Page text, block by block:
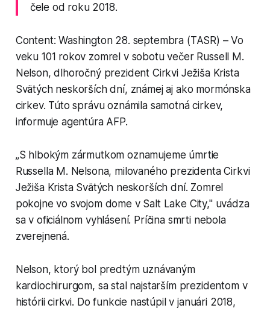
čele od roku 2018.
Content: Washington 28. septembra (TASR) – Vo
veku 101 rokov zomrel v sobotu večer Russell M.
Nelson, dlhoročný prezident Cirkvi Ježiša Krista
Svätých neskorších dní, známej aj ako mormónska
cirkev. Túto správu oznámila samotná cirkev,
informuje agentúra AFP.
„S hlbokým zármutkom oznamujeme úmrtie
Russella M. Nelsona, milovaného prezidenta Cirkvi
Ježiša Krista Svätých neskorších dní. Zomrel
pokojne vo svojom dome v Salt Lake City," uvádza
sa v oficiálnom vyhlásení. Príčina smrti nebola
zverejnená.
Nelson, ktorý bol predtým uznávaným
kardiochirurgom, sa stal najstarším prezidentom v
histórii cirkvi. Do funkcie nastúpil v januári 2018,